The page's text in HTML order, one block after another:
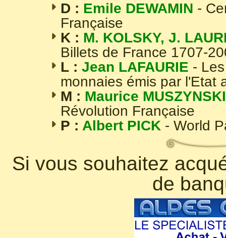
D : Emile DEWAMIN -
Française
K : M. KOLSKY, J.
Billets de France 1707-
L : Jean LAFAURIE -
monnaies émis par l'Etat
M : Maurice MUSZYNSKI
Révolution Française
P : Albert PICK - World
Si vous souhaitez
de